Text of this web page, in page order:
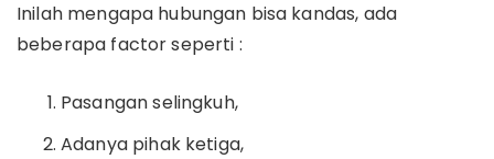
Inilah mengapa hubungan bisa kandas, ada
beberapa factor seperti :
Pasangan selingkuh,
Adanya pihak ketiga,